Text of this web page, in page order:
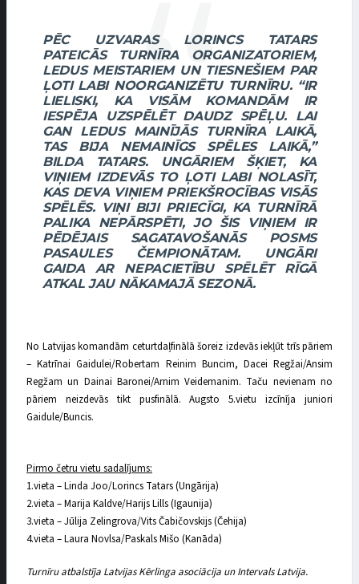
PĒC UZVARAS LORINCS TATARS
PATEICĀS TURNĪRA ORGANIZATORIEM,
LEDUS MEISTARIEM UN TIESNEŠIEM PAR
ĻOTI LABI NOORGANIZĒTU TURNĪRU. “IR
LIELISKI, KA VISĀM KOMANDĀM IR
IESPĒJA UZSPĒLĒT DAUDZ SPĒĻU. LAI
GAN LEDUS MAINĪJĀS TURNĪRA LAIKĀ,
TAS BIJA NEMAINĪGS SPĒLES LAIKĀ,”
BILDA TATARS. UNGĀRIEM ŠĶIET, KA
VIŅIEM IZDEVĀS TO ĻOTI LABI NOLASĪT,
KAS DEVA VIŅIEM PRIEKŠROCĪBAS VISĀS
SPĒLĒS. VIŅI BIJI PRIECĪGI, KA TURNĪRĀ
PALIKA NEPĀRSPĒTI, JO ŠIS VIŅIEM IR
PĒDĒJAIS SAGATAVOŠANĀS POSMS
PASAULES ČEMPIONĀTAM. UNGĀRI
GAIDA AR NEPACIETĪBU SPĒLĒT RĪGĀ
ATKAL JAU NĀKAMAJĀ SEZONĀ.
No Latvijas komandām ceturtdaļfinālā šoreiz izdevās iekļūt trīs pāriem
– Katrīnai Gaidulei/Robertam Reinim Buncim, Dacei Regžai/Ansim
Regžam un Dainai Baronei/Arnim Veidemanim. Taču nevienam no
pāriem neizdevās tikt pusfinālā. Augsto 5.vietu izcīnīja juniori
Gaidule/Buncis.
Pirmo četru vietu sadalījums:
1.vieta – Linda Joo/Lorincs Tatars (Ungārija)
2.vieta – Marija Kaldve/Harijs Lills (Igaunija)
3.vieta – Jūlija Zelingrova/Vits Čabičovskijs (Čehija)
4.vieta – Laura Novlsa/Paskals Mišo (Kanāda)
Turnīru atbalstīja Latvijas Kērlinga asociācija un Intervals Latvija.